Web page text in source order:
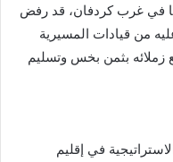
في غرب كردفان، قد رفض
من قيادات المسيرية
زملائه بثمن بخس وتسليم
في إقليم